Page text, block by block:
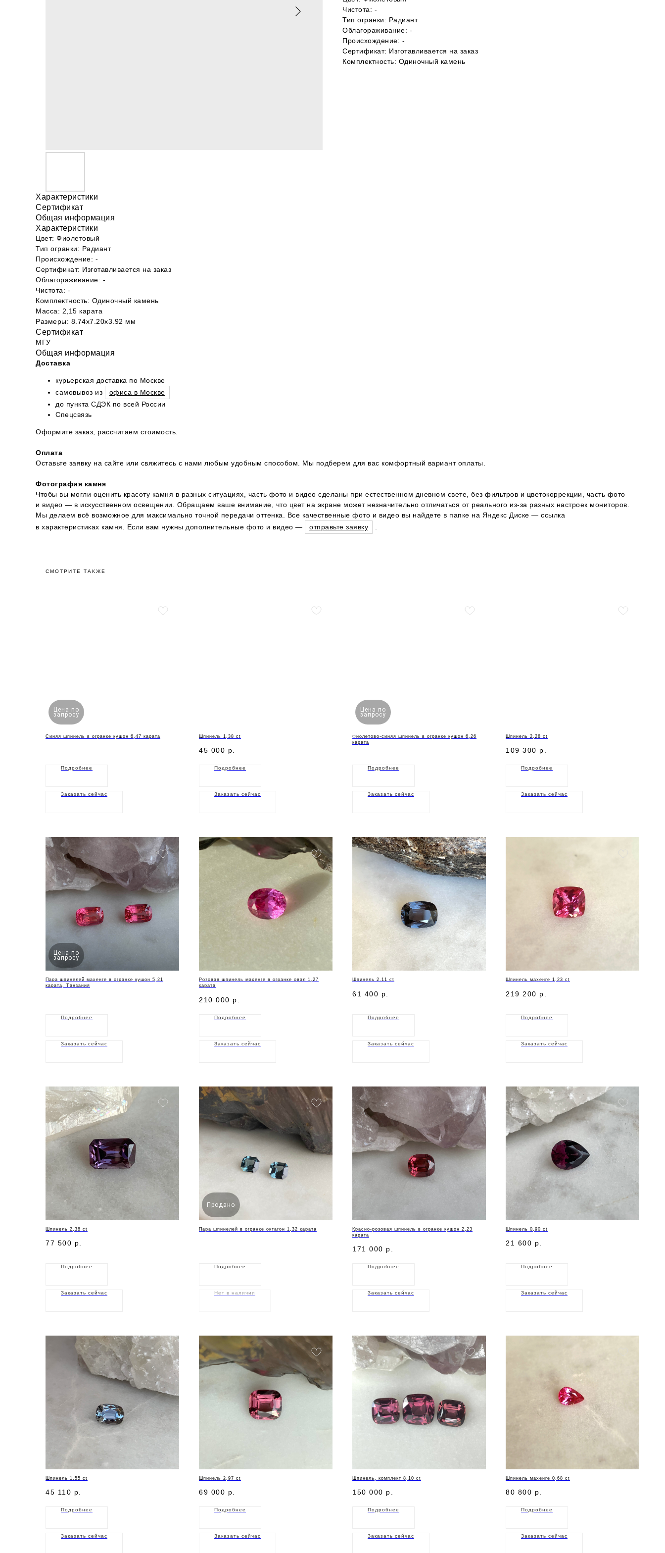
Чистота: -
Тип огранки: Радиант
Облагораживание: -
Происхождение: -
Сертификат: Изготавливается на заказ
Комплектность: Одиночный камень
Характеристики
Сертификат
Общая информация
Характеристики
Цвет: Фиолетовый
Тип огранки: Радиант
Происхождение: -
Сертификат: Изготавливается на заказ
Облагораживание: -
Чистота: -
Комплектность: Одиночный камень
Масса: 2,15 карата
Размеры: 8.74х7.20х3.92 мм
Сертификат
МГУ
Общая информация
Доставка
курьерская доставка по Москве
самовывоз из
офиса в Москве
до пункта СДЭК по всей России
Спецсвязь
Оформите заказ, рассчитаем стоимость.
Оплата
Оставьте заявку на сайте или свяжитесь с нами любым удобным способом. Мы подберем для вас комфортный вариант оплаты.
Фотография камня
Чтобы вы могли оценить красоту камня в разных ситуациях, часть фото и видео сделаны при естественном дневном свете, без фильтров и цветокоррекции, часть фото
и видео — в искусственном освещении. Обращаем ваше внимание, что цвет на экране может незначительно отличаться от реального из-за разных настроек мониторов.
Мы делаем всё возможное для максимально точной передачи оттенка. Все качественные фото и видео вы найдете в папке на Яндекс Диске — ссылка
в характеристиках камня. Если вам нужны дополнительные фото и видео —
отправьте заявку
СМОТРИТЕ ТАКЖЕ
Цена по
запросу
Синяя шпинель в огранке кушон 6,47 карата
Подробнее
Заказать сейчас
Шпинель 1,38 ct
45 000 р.
Подробнее
Заказать сейчас
Цена по
запросу
Фиолетово-синяя шпинель в огранке кушон 6,26
карата
Подробнее
Заказать сейчас
Шпинель 2,28 ct
109 300 р.
Подробнее
Заказать сейчас
Цена по
запросу
Пара шпинелей махенге в огранке кушон 5,21
карата, Танзания
Подробнее
Заказать сейчас
Розовая шпинель махенге в огранке овал 1,27
карата
210 000 р.
Подробнее
Заказать сейчас
Шпинель 2.11 ct
61 400 р.
Подробнее
Заказать сейчас
Шпинель махенге 1,23 ct
219 200 р.
Подробнее
Заказать сейчас
Шпинель 2,38 ct
77 500 р.
Подробнее
Заказать сейчас
Продано
Пара шпинелей в огранке октагон 1,32 карата
Подробнее
Нет в наличии
Красно-розовая шпинель в огранке кушон 2,23
карата
171 000 р.
Подробнее
Заказать сейчас
Шпинель 0,90 ct
21 600 р.
Подробнее
Заказать сейчас
Шпинель 1.55 ct
45 110 р.
Подробнее
Заказать сейчас
Шпинель 2,97 ct
69 000 р.
Подробнее
Заказать сейчас
Шпинель, комплект 8,10 ct
150 000 р.
Подробнее
Заказать сейчас
Шпинель махенге 0,68 ct
80 800 р.
Подробнее
Заказать сейчас